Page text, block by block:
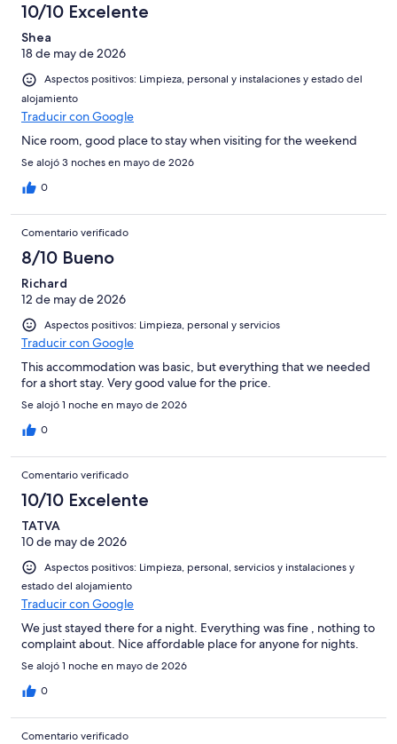
10/10 Excelente
Shea
18 de may de 2026
Aspectos positivos: Limpieza, personal y instalaciones y estado del
alojamiento
Traducir con Google
Nice room, good place to stay when visiting for the weekend
Se alojó 3 noches en mayo de 2026
0
Comentario verificado
8/10 Bueno
Richard
12 de may de 2026
Aspectos positivos: Limpieza, personal y servicios
Traducir con Google
This accommodation was basic, but everything that we needed
for a short stay. Very good value for the price.
Se alojó 1 noche en mayo de 2026
0
Comentario verificado
10/10 Excelente
TATVA
10 de may de 2026
Aspectos positivos: Limpieza, personal, servicios y instalaciones y
estado del alojamiento
Traducir con Google
We just stayed there for a night. Everything was fine , nothing to
complaint about. Nice affordable place for anyone for nights.
Se alojó 1 noche en mayo de 2026
0
Comentario verificado